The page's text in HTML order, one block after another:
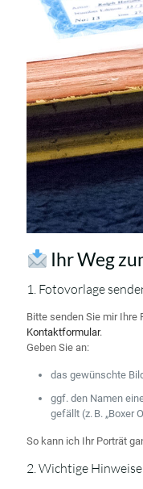
Ihr Weg
1. Fotovorlage
Bitte senden Sie mir Ihre
Kontaktformular.
Geben Sie an:
das gewünschte
ggf. den Namen
gefällt (z. B. „Boxer
So kann ich Ihr Porträt
2. Wichtige